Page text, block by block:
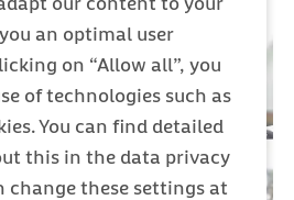
an optimal user
on “Allow all”, you
of technologies such as
You can find detailed
this in the data privacy
change these settings at